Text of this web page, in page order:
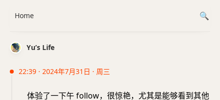
Yu’s Life
22:39 · 2024年7月31日 · 周三
体验了一下午 follow，很惊艳，尤其是能够看到其他
Home